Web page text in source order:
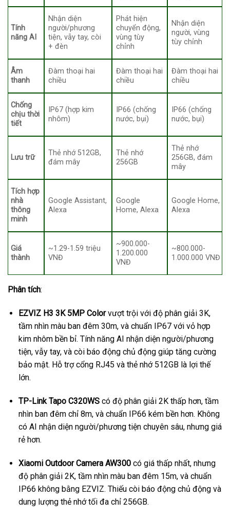
Tính
năng AI
Nhận diện
người/phương
tiện, vẫy tay, còi
+ đèn
Phát hiện
chuyển động,
vùng tùy
chỉnh
Nhận diện
người, vùng
tùy chỉnh
Âm
thanh
Đàm thoại hai
chiều
Đàm thoại hai
chiều
Đàm thoại hai
chiều
Chống
chịu thời
tiết
IP67 (hợp kim
nhôm)
IP66 (chống
nước, bụi)
IP66 (chống
nước, bụi)
Lưu trữ
Thẻ nhớ 512GB,
đám mây
Thẻ nhớ
256GB
Thẻ nhớ
256GB, đám
mây
Tích hợp
nhà
thông
minh
Google Assistant,
Alexa
Google
Home, Alexa
Google Home,
Alexa
Giá
thành
~1.29-1.59 triệu
VNĐ
~900.000-
1.200.000
VNĐ
~800.000-
1.000.000 VNĐ
Phân tích:
EZVIZ H3 3K 5MP Colorvượt trội với độ phân giải 3K,
tầm nhìn màu ban đêm 30m, và chuẩn IP67 với vỏ hợp
kim nhôm bền bỉ. Tính năng AI nhận diện người/phương
tiện, vẫy tay, và còi báo động chủ động giúp tăng cường
bảo mật. Hỗ trợ cổng RJ45 và thẻ nhớ 512GB là lợi thế
lớn.
TP-Link Tapo C320WScó độ phân giải 2K thấp hơn, tầm
nhìn ban đêm chỉ 8m, và chuẩn IP66 kém bền hơn. Không
có AI nhận diện người/phương tiện chuyên sâu, nhưng giá
rẻ hơn.
Xiaomi Outdoor Camera AW300có giá thấp nhất, nhưng
độ phân giải 2K, tầm nhìn màu ban đêm 15m, và chuẩn
IP66 không bằng EZVIZ. Thiếu còi báo động chủ động và
dung lượng thẻ nhớ tối đa chỉ 256GB.